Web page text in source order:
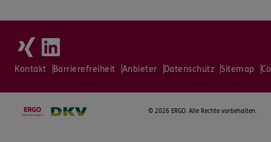
Kontakt Barrierefreiheit Anbieter Datenschutz Sitemap
© 2026 ERGO. Alle Rechte vorbehalten.